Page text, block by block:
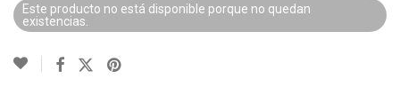
Este producto no está disponible porque no quedan
existencias.